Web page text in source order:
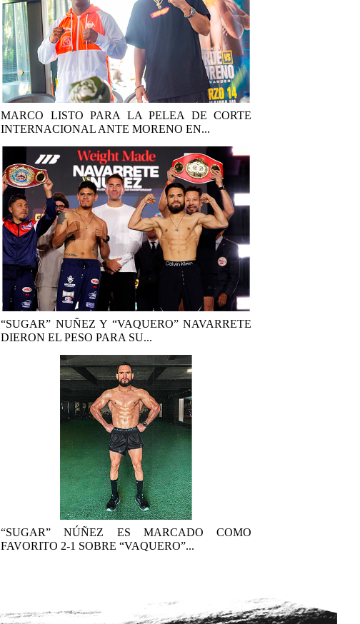
MARCO LISTO PARA LA PELEA DE CORTE
INTERNACIONAL ANTE MORENO EN...
“SUGAR” NUÑEZ Y “VAQUERO” NAVARRETE
DIERON EL PESO PARA SU...
“SUGAR” NÚÑEZ ES MARCADO COMO
FAVORITO 2-1 SOBRE “VAQUERO”...